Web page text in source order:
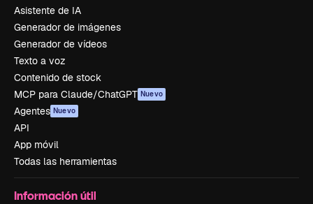
Asistente de IA
Generador de imágenes
Generador de vídeos
Texto a voz
Contenido de stock
MCP para Claude/ChatGPT Nuevo
Agentes Nuevo
API
App móvil
Todas las herramientas
Información útil